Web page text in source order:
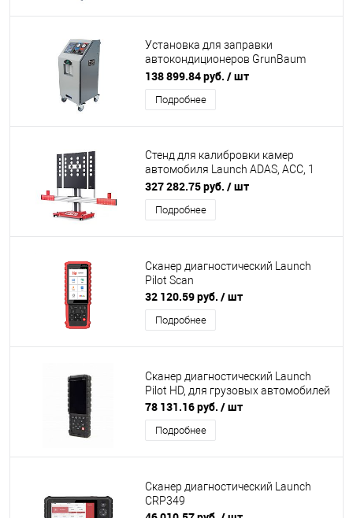
Установка для заправки
автокондиционеров GrunBaum
AC2000N, полуавтоматическая,
R134
138 899.84 руб. / шт
Подробнее
Стенд для калибровки камер
автомобиля Launch ADAS, ACC, 1
мишень в комплекте
327 282.75 руб. / шт
Подробнее
Сканер диагностический Launch
Pilot Scan
32 120.59 руб. / шт
Подробнее
Сканер диагностический Launch
Pilot HD, для грузовых автомобилей
78 131.16 руб. / шт
Подробнее
Сканер диагностический Launch
CRP349